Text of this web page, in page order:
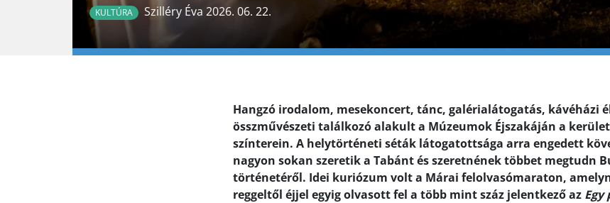
KULTÚRA Szilléry Éva 2026. 06. 22.
Hangzó irodalom, mesekoncert, tánc, galérialátogatás, kávéházi
összművészeti találkozó alakult a Múzeumok Éjszakáján a
színterein. A helytörténeti séták látogatottsága arra engedett
nagyon sokan szeretik a Tabánt és szeretnének többet megtudn
történetéről. Idei kuriózum volt a Márai felolvasómaraton,
reggeltől éjjel egyig olvasott fel a több mint száz jelentkező az Egy